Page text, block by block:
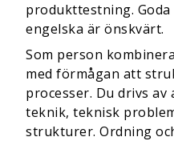
produkttestning.
engelska är önskvärt.
Som person
med förmågan att
processer. Du drivs
teknik, teknisk
strukturer. Ordning